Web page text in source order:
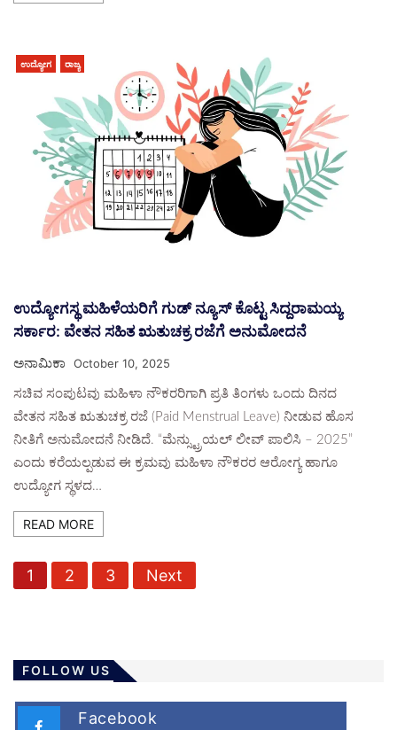
ಉದ್ಯೋಗ ರಾಜ್ಯ
ಉದ್ಯೋಗಸ್ಥ ಮಹಿಳೆಯರಿಗೆ ಗುಡ್ ನ್ಯೂಸ್ ಕೊಟ್ಟ ಸಿದ್ದರಾಮಯ್ಯ
ಸರ್ಕಾರ: ವೇತನ ಸಹಿತ ಋತುಚಕ್ರ ರಜೆಗೆ ಅನುಮೋದನೆ
ಅನಾಮಿಕಾ October 10, 2025
ಸಚಿವ ಸಂಪುಟವು ಮಹಿಳಾ ನೌಕರರಿಗಾಗಿ ಪ್ರತಿ ತಿಂಗಳು ಒಂದು ದಿನದ
ವೇತನ ಸಹಿತ ಋತುಚಕ್ರ ರಜೆ (Paid Menstrual Leave) ನೀಡುವ ಹೊಸ
ನೀತಿಗೆ ಅನುಮೋದನೆ ನೀಡಿದೆ. “ಮೆನ್ಸ್ಟ್ರುಯಲ್ ಲೀವ್ ಪಾಲಿಸಿ – 2025”
ಎಂದು ಕರೆಯಲ್ಪಡುವ ಈ ಕ್ರಮವು ಮಹಿಳಾ ನೌಕರರ ಆರೋಗ್ಯ ಹಾಗೂ
ಉದ್ಯೋಗ ಸ್ಥಳದ…
READ MORE
P
s
p
1 2 3 Next
FOLLOW US
Facebook